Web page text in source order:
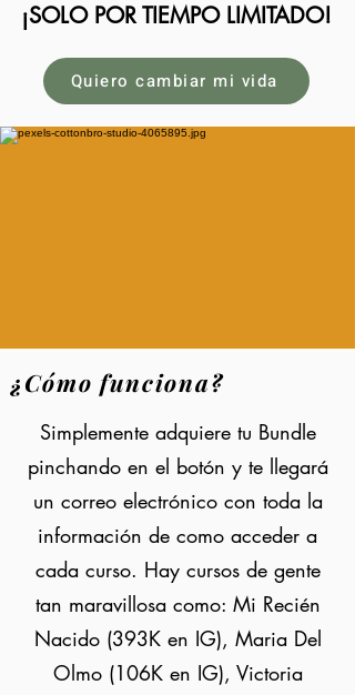
¡SOLO POR TIEMPO LIMITADO!
Quiero cambiar mi vida
¿Cómo funciona?
Simplemente adquiere tu Bundle
pinchando en el botón y te llegará
un correo electrónico con toda la
información de como acceder a
cada curso. Hay cursos de gente
tan maravillosa como: Mi Recién
Nacido (393K en IG), Maria Del
Olmo (106K en IG), Victoria